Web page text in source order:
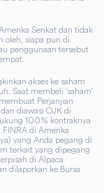
Serikat dan tidak
oleh, siapa pun di
penggunaan tersebut
akses ke saham
Saat membeli 'saham'
Perjanjian
diawasi OJK di
100% kontraknya
FINRA di Amerika
yang Anda pegang di
terkait yang dipegang
di Alpaca
dilaporkan ke Bursa